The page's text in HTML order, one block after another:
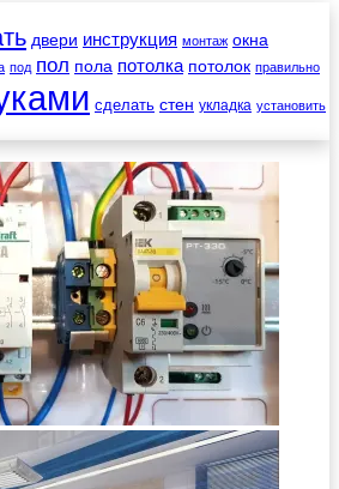
двери инструкция монтаж окна
под пол пола потолка потолок правильно
сделать стен укладка установить